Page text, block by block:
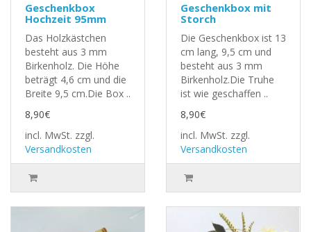
Geschenkbox
Hochzeit 95mm
Das Holzkästchen
besteht aus 3 mm
Birkenholz. Die Höhe
beträgt 4,6 cm und die
Breite 9,5 cm.Die Box ..
8,90€
incl. MwSt. zzgl.
Versandkosten
Geschenkbox mit
Storch
Die Geschenkbox ist 13
cm lang, 9,5 cm und
besteht aus 3 mm
Birkenholz.Die Truhe
ist wie geschaffen ..
8,90€
incl. MwSt. zzgl.
Versandkosten